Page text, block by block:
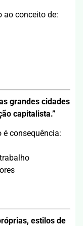
ao conceito de:
grandes cidades
capitalista.”
é consequência:
estilos de